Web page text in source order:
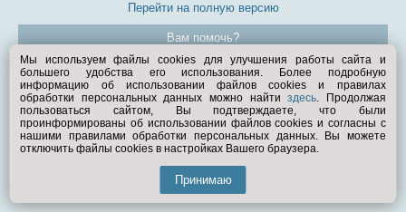
Перейти на полную версию
Вам помочь?
© Exist.ru 1998—2026
Мы используем файлы cookies для улучшения работы сайта и
большего удобства его использования. Более подробную
информацию об использовании файлов cookies и правилах
обработки персональных данных можно найтиздесь. Продолжая
пользоваться сайтом, Вы подтверждаете, что были
проинформированы об использовании файлов cookies и согласны с
нашими правилами обработки персональных данных. Вы можете
отключить файлы cookies в настройках Вашего браузера.
Принимаю